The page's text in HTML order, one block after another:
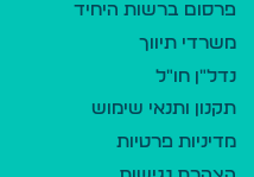
פרסום ברשות היחיד
משרדי תיווך
נדל"ן חו"ל
תקנון ותנאי שימוש
מדיניות פרטיות